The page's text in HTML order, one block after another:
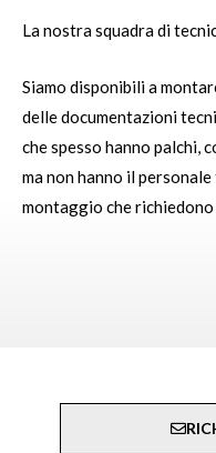
La nostra squadra di
Siamo disponibili a
delle documentazioni
che spesso hanno palchi,
ma non hanno il
montaggio che